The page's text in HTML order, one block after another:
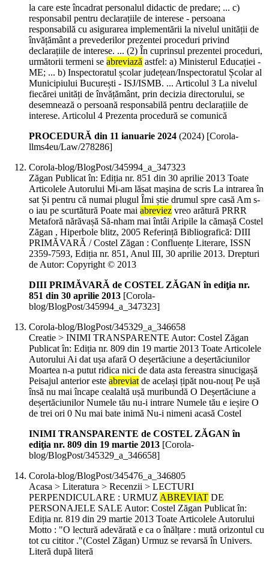
la care este încadrat personalul didactic de predare; ... c)
responsabil pentru declarațiile de interese - persoana
responsabilă cu asigurarea implementării la nivelul unității de
învățământ a prevederilor prezentei proceduri privind
declarațiile de interese. ... (2) În cuprinsul prezentei proceduri,
următorii termeni se abreviază astfel: a) Ministerul Educației -
ME; ... b) Inspectoratul școlar județean/Inspectoratul Școlar al
Municipiului București - ISJ/ISMB. ... Articolul 3 La nivelul
fiecărei unități de învățământ, prin decizia directorului, se
desemnează o persoană responsabilă pentru declarațiile de
interese. Articolul 4 Prezenta procedură se comunică
PROCEDURĂ din 11 ianuarie 2024 (2024) [Corola-
llms4eu/Law/278286]
Corola-blog/BlogPost/345994_a_347323
Zăgan Publicat în: Ediția nr. 851 din 30 aprilie 2013 Toate
Articolele Autorului Mi-am lăsat mașina de scris La intrarea în
sat Și pentru că numai plugul Îmi știe drumul spre casă Am s-
o iau pe scurtătură Poate mai abreviez vreo arătură PRRR
Metaforă nărăvașă Să-nham mai întâi Aripile la cămașă Costel
Zăgan , Hiperbole blitz, 2005 Referință Bibliografică: DIII
PRIMĂVARĂ / Costel Zăgan : Confluențe Literare, ISSN
2359-7593, Ediția nr. 851, Anul III, 30 aprilie 2013. Drepturi
de Autor: Copyright © 2013
DIII PRIMĂVARĂ de COSTEL ZĂGAN în ediţia nr.
851 din 30 aprilie 2013 [Corola-
blog/BlogPost/345994_a_347323]
Corola-blog/BlogPost/345329_a_346658
Creatie > INIMI TRANSPARENTE Autor: Costel Zăgan
Publicat în: Ediția nr. 809 din 19 martie 2013 Toate Articolele
Autorului Ai dat ușa afară O deșertăciune a deșertăciunilor
Moartea n-a putut ridica nici de data asta fereastra sinucigașă
Peisajul anterior este abreviatde același țipăt nou-nouț Pe ușă
însă nu mai încape cealaltă ușă muribundă O Deșertăciune a
deșertăciunilor Numele tău nu-i intrare Numele tău e ieșire O
de trei ori 0 Nu mai bate inimă Nu-i nimeni acasă Costel
INIMI TRANSPARENTE de COSTEL ZĂGAN în
ediţia nr. 809 din 19 martie 2013 [Corola-
blog/BlogPost/345329_a_346658]
Corola-blog/BlogPost/345476_a_346805
Acasa > Literatura > Recenzii > LECTURI
PERPENDICULARE : URMUZ ABREVIAT DE
PERSONAJELE SALE Autor: Costel Zăgan Publicat în:
Ediția nr. 819 din 29 martie 2013 Toate Articolele Autorului
Motto : "O lectură adevărată e ca o înălțare : mută orizontul cu
tot cu cititor ."(Costel Zăgan) Urmuz se revarsă în Univers.
Literă după literă